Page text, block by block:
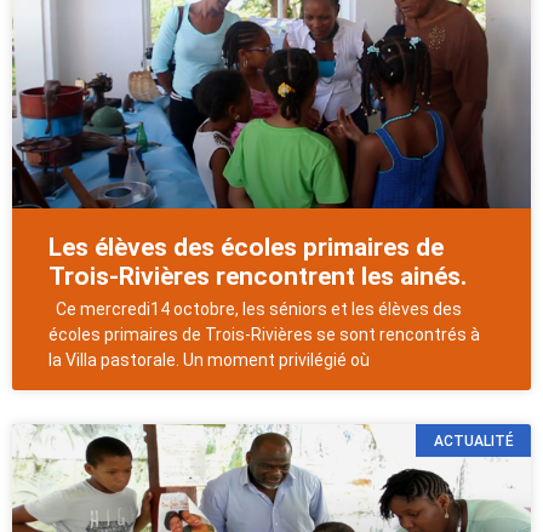
Les élèves des écoles primaires de
Trois-Rivières rencontrent les ainés.
Ce mercredi14 octobre, les séniors et les élèves des
écoles primaires de Trois-Rivières se sont rencontrés à
la Villa pastorale. Un moment privilégié où
ACTUALITÉ